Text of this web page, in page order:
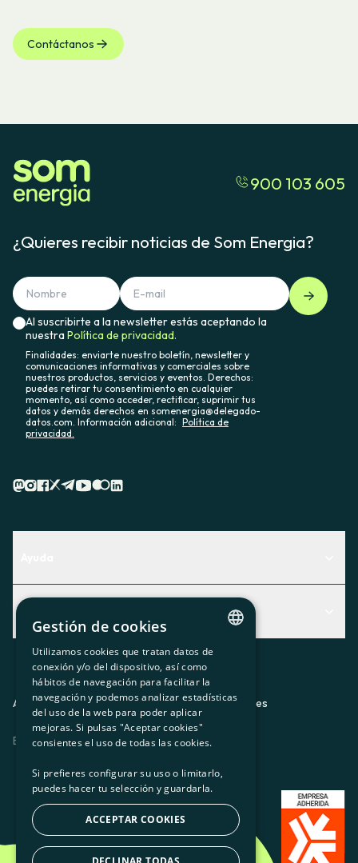
Contáctanos
900 103 605
¿Quieres recibir noticias de Som Energia?
Al suscribirte a la newsletter estás aceptando la
nuestraPolítica de privacidad.
Finalidades: enviarte nuestro boletín, newsletter y
comunicaciones informativas y comerciales sobre
nuestros productos, servicios y eventos. Derechos:
puedes retirar tu consentimiento en cualquier
momento, así como acceder, rectificar, suprimir tus
datos y demás derechos en somenergia@delegado-
datos.com. Información adicional: Política de
privacidad.
Descubre qué servicio te encaja mejor
Contacto
Actualidad
El rincón de la socia
Prensa
Trabaja con nosotros
Aviso legalPolítica de privacidadPolítica de cookies
ES CAGLEU
CATALAN
SPANISH
GL
BASQUE
Gestión de cookies
Utilizamos cookies que tratan datos de
conexión y/o del dispositivo, así como
hábitos de navegación para facilitar la
navegación y podemos analizar estadísticas
del uso de la web para poder aplicar
mejoras. Si pulsas "Aceptar cookies"
consientes el uso de todas las cookies.
Si prefieres configurar su uso o limitarlo,
puedes hacer tu selección y guardarla.
ACCEPTAR COOKIES